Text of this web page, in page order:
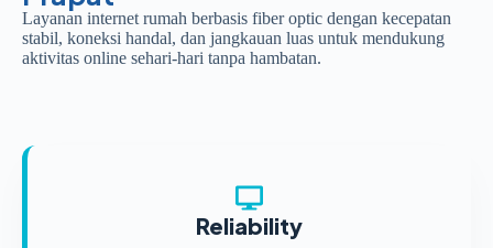
Layanan internet rumah berbasis fiber optic dengan kecepatan
stabil, koneksi handal, dan jangkauan luas untuk mendukung
aktivitas online sehari-hari tanpa hambatan.
Reliability